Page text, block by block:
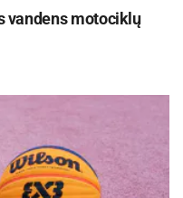
vyks 2028 metų Europos
vandens motociklų